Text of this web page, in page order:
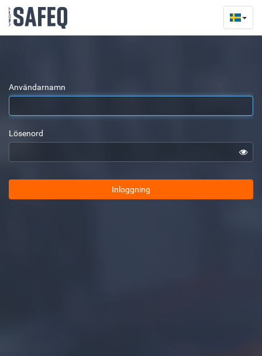
Användarnamn
Lösenord
Inloggning